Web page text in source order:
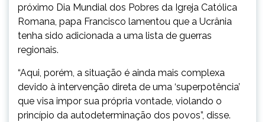
próximo Dia Mundial dos Pobres da Igreja Católica
Romana, papa Francisco lamentou que a Ucrânia
tenha sido adicionada a uma lista de guerras
regionais.
“Aqui, porém, a situação é ainda mais complexa
devido à intervenção direta de uma ‘superpotência’
que visa impor sua própria vontade, violando o
princípio da autodeterminação dos povos”, disse.